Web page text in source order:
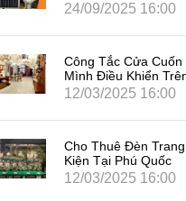
24/09/2025 16:00
Công Tắc Cửa Cuốn
Mình Điều Khiển
Thoại _ Tại Dương
12/03/2025 16:00
Cho Thuê Đèn
Kiện Tại Phú Quốc
12/03/2025 16:00